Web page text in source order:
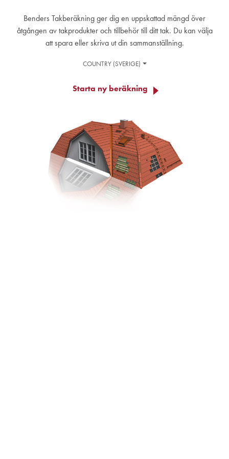
Benders Takberäkning ger dig en uppskattad mängd över
åtgången av takprodukter och tillbehör till ditt tak. Du kan välja
att spara eller skriva ut din sammanställning.
COUNTRY (SVERIGE)
Starta ny beräkning